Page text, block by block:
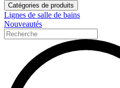
Catégories de produits
Lignes de salle de bains
Nouveautés